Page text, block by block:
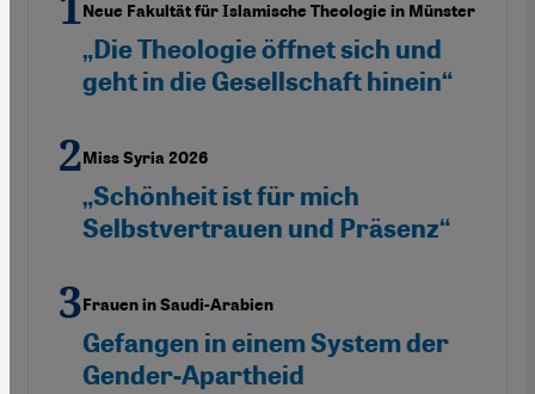
Neue Fakultät für Islamische Theologie in Münster
„Die Theologie öffnet sich und
geht in die Gesellschaft hinein“
Miss Syria 2026
„Schönheit ist für mich
Selbstvertrauen und Präsenz“
Frauen in Saudi-Arabien
Gefangen in einem System der
Gender-Apartheid